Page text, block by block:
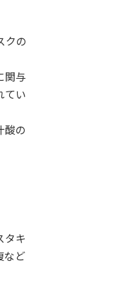
クの
関与
てい
酸の
タキ
など